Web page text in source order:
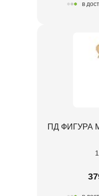
в
ПД ФИГУРА